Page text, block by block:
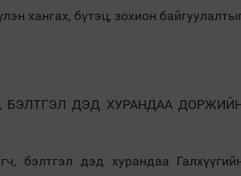
хангах, бүтэц, зохион
БЭЛТГЭЛ ДЭД ХУРАНДАА
бэлтгэл дэд хурандаа